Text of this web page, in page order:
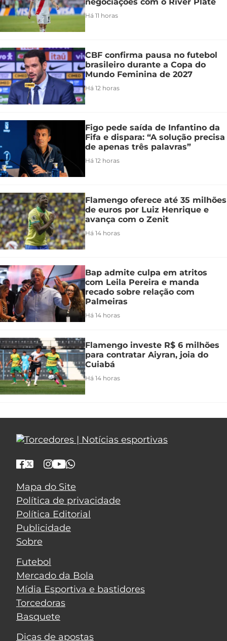
Há 11 horas
CBF confirma pausa no futebol
brasileiro durante a Copa do
Mundo Feminina de 2027
Há 12 horas
Figo pede saída de Infantino da
Fifa e dispara: “A solução precisa
de apenas três palavras”
Há 12 horas
Flamengo oferece até 35 milhões
de euros por Luiz Henrique e
avança com o Zenit
Há 14 horas
Bap admite culpa em atritos
com Leila Pereira e manda
recado sobre relação com
Palmeiras
Há 14 horas
Flamengo investe R$ 6 milhões
para contratar Aiyran, joia do
Cuiabá
Há 14 horas
Mapa do Site
Política de privacidade
Política Editorial
Publicidade
Sobre
Futebol
Mercado da Bola
Mídia Esportiva e bastidores
Torcedoras
Basquete
Dicas de apostas